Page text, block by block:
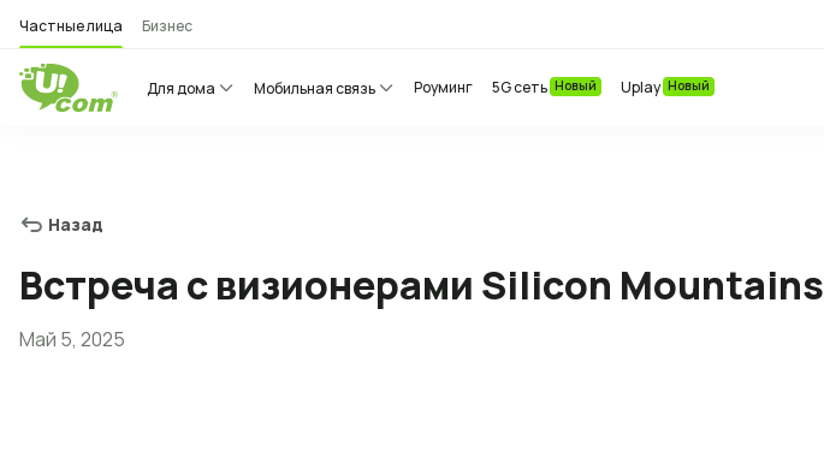
Частные лица Бизнес
Для дома Мобильная связь Роуминг 5G сеть Новый Uplay Новый
Назад
Встреча с визионерами Silicon Mountains
Май 5, 2025